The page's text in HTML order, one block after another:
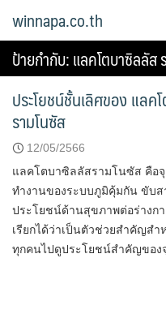
winnapa.co.th
ป้ายกำกับ:แลคโตบาซิลลัส
ประโยชน์ชั้นเลิศของ แลค
รามโนซัส
12/05/2566
แลคโตบาซิลลัสรามโนซัส คือ
ทำงานของระบบภูมิคุ้มกัน ขับ
ประโยชน์ด้านสุขภาพต่อร่างก
เรียกได้ว่าเป็นตัวช่วยสำคัญส
ทุกคนไปดูประโยชน์สำคัญขอ